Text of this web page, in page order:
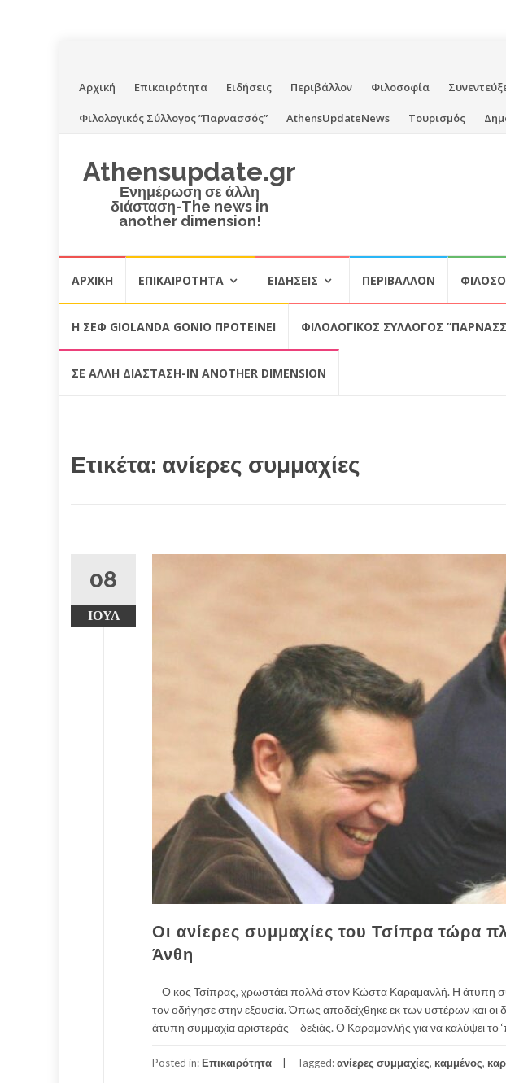
Skip
to
Αρχική Επικαιρότητα Ειδήσεις Περιβάλλον Φιλοσοφία
Φιλολογικός Σύλλογος ”Παρνασσός” AthensUpdateNews Τουρισμός
Athensupdate.gr
Ενημέρωση σε άλλη
διάσταση-The news in
another dimension!
content
ΑΡΧΙΚΉ ΕΠΙΚΑΙΡΌΤΗΤΑ ΕΙΔΉΣΕΙΣ ΠΕΡΙΒΆΛΛΟΝ
Η ΣΕΦ GIOLANDA GONIO ΠΡΟΤΕΙΝΕΙ ΦΙΛΟΛΟΓΙΚΌΣ ΣΎΛΛΟΓΟΣ
ΣΕ ΆΛΛΗ ΔΙΆΣΤΑΣΗ-IN ANOTHER DIMENSION
Ετικέτα: ανίερες συμμαχίες
08
ΙΟΎΛ
Οι ανίερες συμμαχίες του Τσίπρα τώρα
Άνθη
Ο κος Τσίπρας, χρωστάει πολλά στον Κώστα Καραμανλή. Η άτυπη
τον οδήγησε στην εξουσία. Όπως αποδείχθηκε εκ των υστέρων και
άτυπη συμμαχία αριστεράς – δεξιάς. Ο Καραμανλής για να καλύψει το
Posted in: Επικαιρότητα Tagged:ανίερες συμμαχίες, καμμένος,